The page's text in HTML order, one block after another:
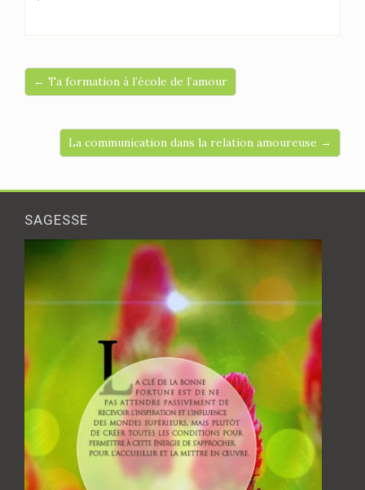
← Ta formation à l’école de l’amour
La communication dans la relation amoureuse →
SAGESSE